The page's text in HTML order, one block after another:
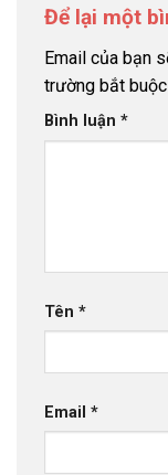
Để lại một
Email của bạn
trường bắt
Bình luận *
Tên *
Email *